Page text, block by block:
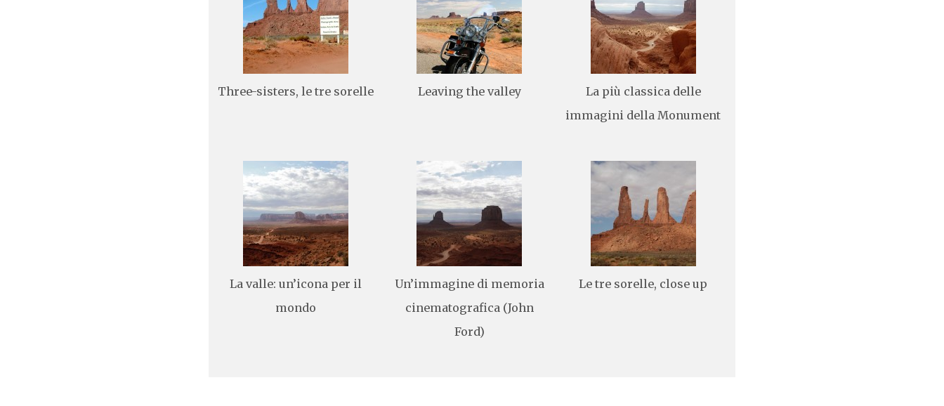
Three-sisters, le tre sorelle Leaving the valley
La più classica delle
immagini della Monument
La valle: un’icona per il
mondo
Un’immagine di memoria
cinematografica (John
Ford)
Le tre sorelle, close up